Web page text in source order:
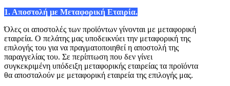
1. Αποστολή με Μεταφορική Εταιρία.
Όλες οι αποστολές των προϊόντων γίνονται με μεταφορική
εταιρεία. Ο πελάτης μας υποδεικνύει την μεταφορική της
επιλογής του για να πραγματοποιηθεί η αποστολή της
παραγγελίας του. Σε περίπτωση που δεν γίνει
συγκεκριμένη υπόδειξη μεταφορικής εταιρείας τα προϊόντα
θα αποσταλούν με μεταφορική εταιρεία της επιλογής μας.